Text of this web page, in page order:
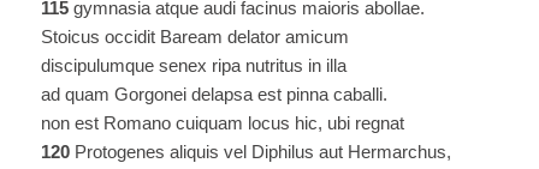
115gymnasia atque audi facinus maioris abollae.
Stoicus occidit Baream delator amicum
discipulumque senex ripa nutritus in illa
ad quam Gorgonei delapsa est pinna caballi.
non est Romano cuiquam locus hic, ubi regnat
120Protogenes aliquis vel Diphilus aut Hermarchus,